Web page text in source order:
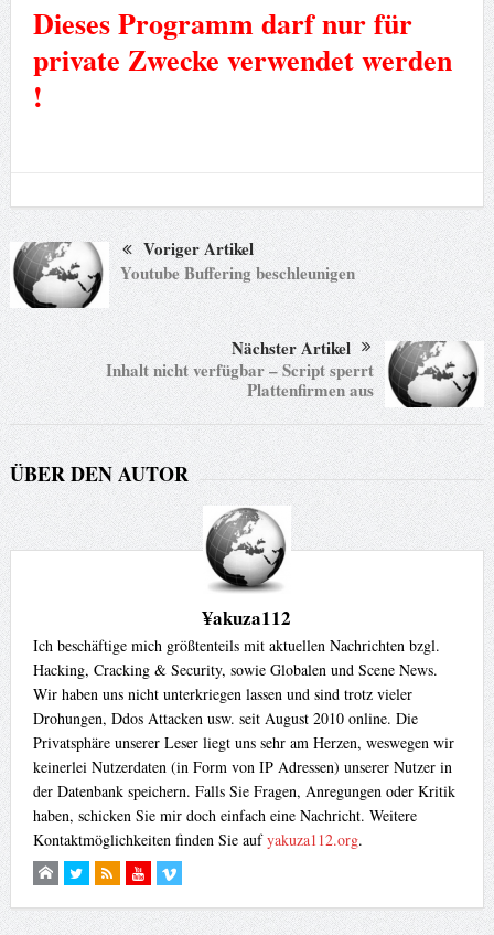
Dieses Programm darf nur für
private Zwecke verwendet werden
!
Voriger Artikel
Youtube Buffering beschleunigen
Nächster Artikel
Inhalt nicht verfügbar – Script sperrt
Plattenfirmen aus
ÜBER DEN AUTOR
¥akuza112
Ich beschäftige mich größtenteils mit aktuellen Nachrichten bzgl.
Hacking, Cracking & Security, sowie Globalen und Scene News.
Wir haben uns nicht unterkriegen lassen und sind trotz vieler
Drohungen, Ddos Attacken usw. seit August 2010 online. Die
Privatsphäre unserer Leser liegt uns sehr am Herzen, weswegen wir
keinerlei Nutzerdaten (in Form von IP Adressen) unserer Nutzer in
der Datenbank speichern. Falls Sie Fragen, Anregungen oder Kritik
haben, schicken Sie mir doch einfach eine Nachricht. Weitere
Kontaktmöglichkeiten finden Sie aufyakuza112.org.